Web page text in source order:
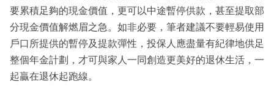
要累積足夠的現金價值，更可以中途暫停供款，甚至提取部
分現金價值解燃眉之急。如非必要，筆者建議不要輕易使用
戶口所提供的暫停及提款彈性，投保人應盡量有紀律地供足
整個年金計劃，才可與家人一同創造更美好的退休生活，一
起贏在退休起跑線。